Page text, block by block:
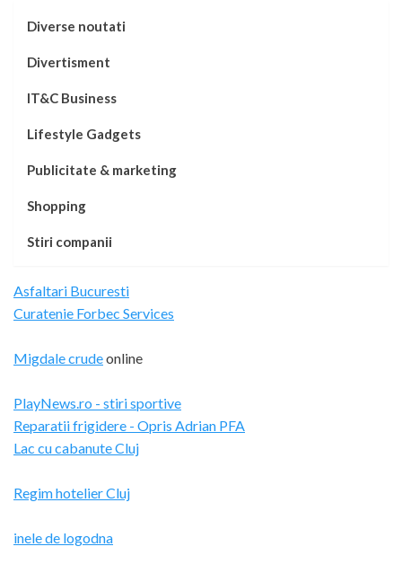
Diverse noutati
Divertisment
IT&C Business
Lifestyle Gadgets
Publicitate & marketing
Shopping
Stiri companii
Asfaltari Bucuresti
Curatenie Forbec Services
Migdale crudeonline
PlayNews.ro - stiri sportive
Reparatii frigidere - Opris Adrian PFA
Lac cu cabanute Cluj
Regim hotelier Cluj
inele de logodna